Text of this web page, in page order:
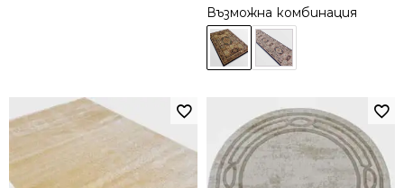
Възможна комбинация